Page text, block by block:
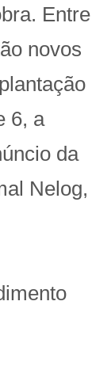
Entre
novos
6, a
da
Nelog,